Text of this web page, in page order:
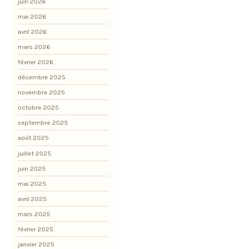
mai 2026
avril 2026
mars 2026
février 2026
décembre 2025
novembre 2025
octobre 2025
septembre 2025
août 2025
juillet 2025
juin 2025
mai 2025
avril 2025
mars 2025
février 2025
janvier 2025